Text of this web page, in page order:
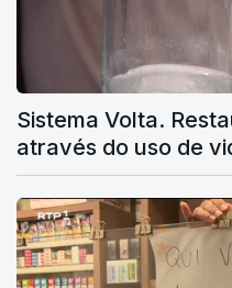
Sistema Volta.
através do uso de